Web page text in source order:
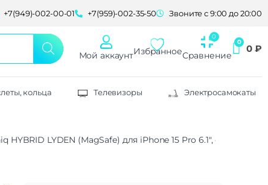
+7(949)-002-00-01 +7(959)-002-35-50 Звоните с 9:00 до 20:00
Мой аккаунтИзбранноеСравнение
0 ₽
кольца Телевизоры Электросамокаты
LYDEN (MagSafe) для iPhone 15 Pro 6.1″, синий